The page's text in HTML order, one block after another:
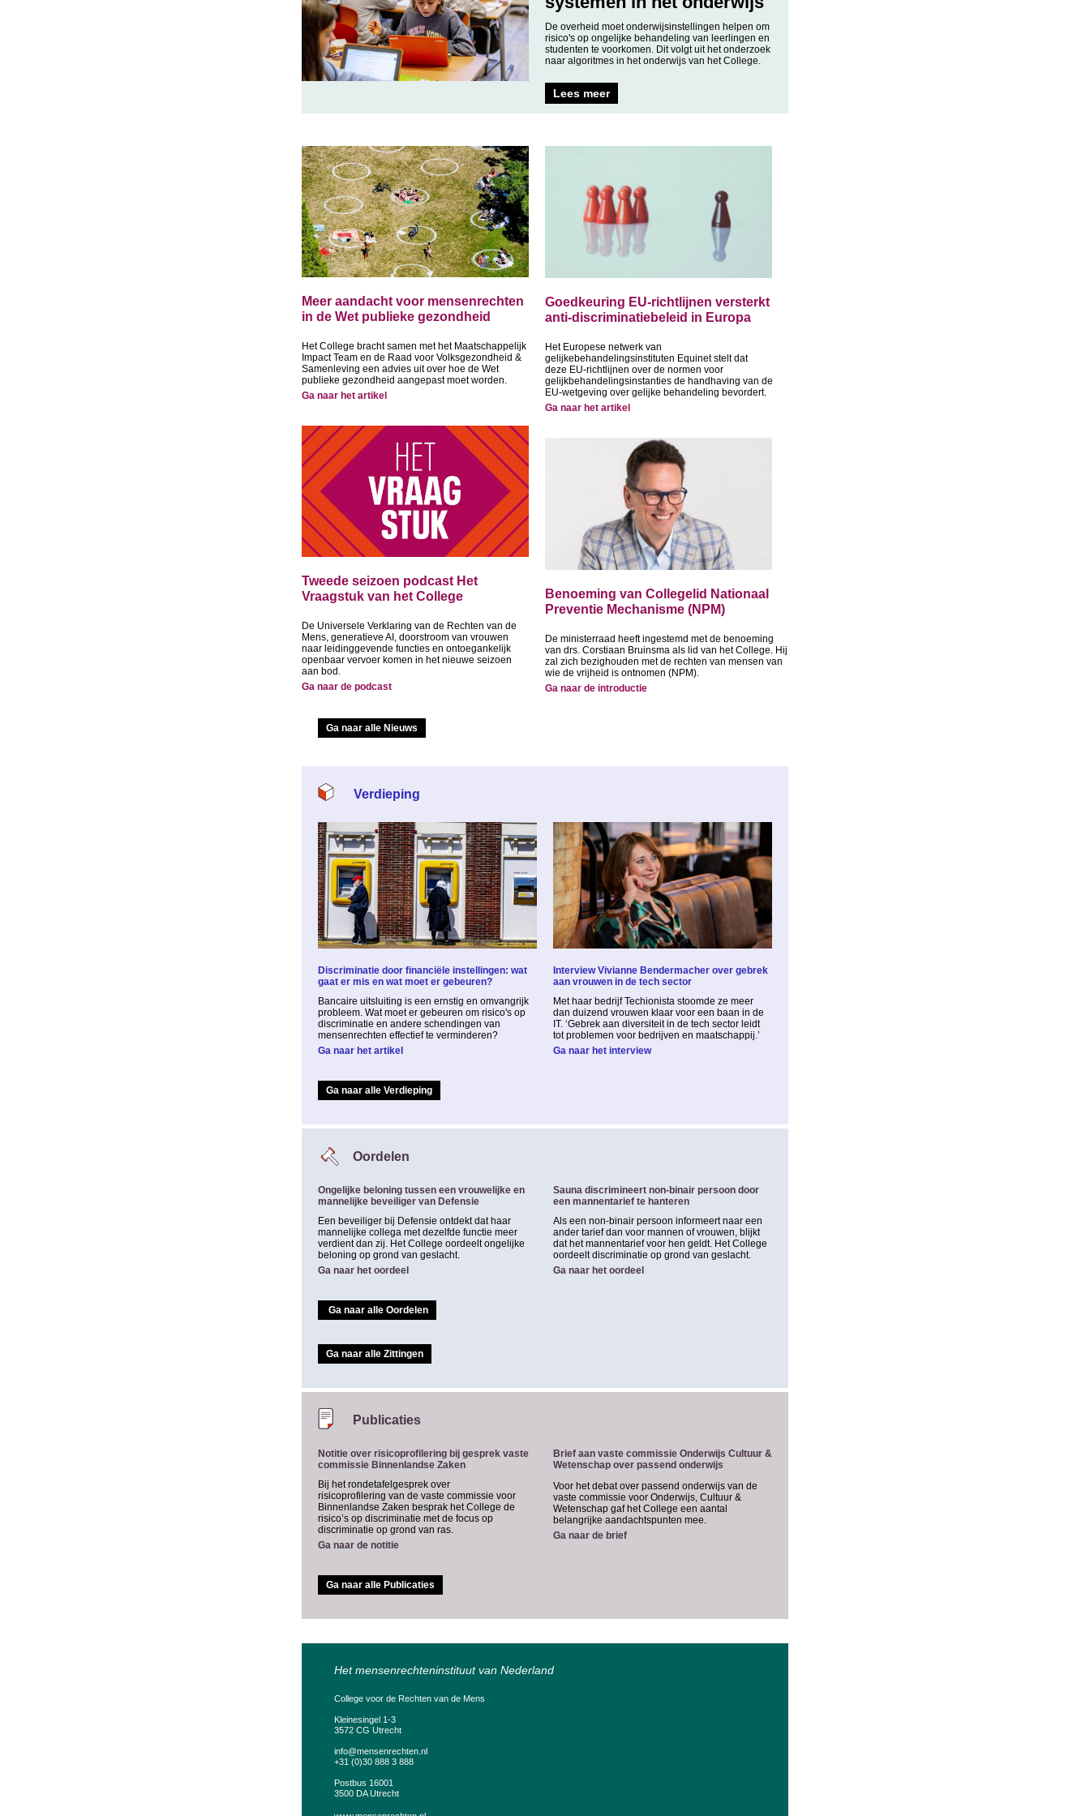
De overheid moet onderwijsinstellingen helpen om
risico's op ongelijke behandeling van leerlingen en
studenten te voorkomen. Dit volgt uit het onderzoek
naar algoritmes in het onderwijs van het College.
Lees meer
Meer aandacht voor mensenrechten
in de Wet publieke gezondheid
Het College bracht samen met het Maatschappelijk
Impact Team en de Raad voor Volksgezondheid &
Samenleving een advies uit over hoe de Wet
publieke gezondheid aangepast moet worden.
Ga naar het artikel
Tweede seizoen podcast Het
Vraagstuk van het College
De Universele Verklaring van de Rechten van de
Mens, generatieve AI, doorstroom van vrouwen
naar leidinggevende functies en ontoegankelijk
openbaar vervoer komen in het nieuwe seizoen
aan bod.
Ga naar de podcast
Goedkeuring EU-richtlijnen versterkt
anti-discriminatiebeleid in Europa
Het Europese netwerk van
gelijkebehandelingsinstituten Equinet stelt dat
deze EU-richtlijnen over de normen voor
gelijkbehandelingsinstanties de handhaving van de
EU-wetgeving over gelijke behandeling bevordert.
Ga naar het artikel
Benoeming van Collegelid Nationaal
Preventie Mechanisme (NPM)
De ministerraad heeft ingestemd met de benoeming
van drs. Corstiaan Bruinsma als lid van het College. Hij
zal zich bezighouden met de rechten van mensen van
wie de vrijheid is ontnomen (NPM).
Ga naar de introductie
Ga naar alle Nieuws
Verdieping
Discriminatie door financiële instellingen: wat
gaat er mis en wat moet er gebeuren?
Bancaire uitsluiting is een ernstig en omvangrijk
probleem. Wat moet er gebeuren om risico's op
discriminatie en andere schendingen van
mensenrechten effectief te verminderen?
Ga naar het artikel
Interview Vivianne Bendermacher over gebrek
aan vrouwen in de tech sector
Met haar bedrijf Techionista stoomde ze meer
dan duizend vrouwen klaar voor een baan in de
IT. ‘Gebrek aan diversiteit in de tech sector leidt
tot problemen voor bedrijven en maatschappij.’
Ga naar het interview
Ga naar alle Verdieping
Oordelen
Ongelijke beloning tussen een vrouwelijke en
mannelijke beveiliger van Defensie
Een beveiliger bij Defensie ontdekt dat haar
mannelijke collega met dezelfde functie meer
verdient dan zij. Het College oordeelt ongelijke
beloning op grond van geslacht.
Ga naar het oordeel
Sauna discrimineert non-binair persoon door
een mannentarief te hanteren
Als een non-binair persoon informeert naar een
ander tarief dan voor mannen of vrouwen, blijkt
dat het mannentarief voor hen geldt. Het College
oordeelt discriminatie op grond van geslacht.
Ga naar het oordeel
Ga naar alle Oordelen
Ga naar alle Zittingen
Publicaties
Notitie over risicoprofilering bij gesprek vaste
commissie Binnenlandse Zaken
Bij het rondetafelgesprek over
risicoprofilering van de vaste commissie voor
Binnenlandse Zaken besprak het College de
risico’s op discriminatie met de focus op
discriminatie op grond van ras.
Ga naar de notitie
Brief aan vaste commissie Onderwijs Cultuur &
Wetenschap over passend onderwijs
Voor het debat over passend onderwijs van de
vaste commissie voor Onderwijs, Cultuur &
Wetenschap gaf het College een aantal
belangrijke aandachtspunten mee.
Ga naar de brief
Ga naar alle Publicaties
Het mensenrechteninstituut van Nederland
College voor de Rechten van de Mens
Kleinesingel 1-3
3572 CG Utrecht
info@mensenrechten.nl
+31 (0)30 888 3 888
Postbus 16001
3500 DA Utrecht